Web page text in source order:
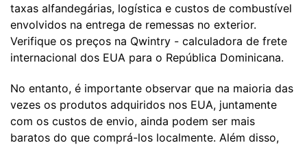
taxas alfandegárias, logística e custos de combustível
envolvidos na entrega de remessas no exterior.
Verifique os preços na Qwintry - calculadora de frete
internacional dos EUA para o República Dominicana.
No entanto, é importante observar que na maioria das
vezes os produtos adquiridos nos EUA, juntamente
com os custos de envio, ainda podem ser mais
baratos do que comprá-los localmente. Além disso,